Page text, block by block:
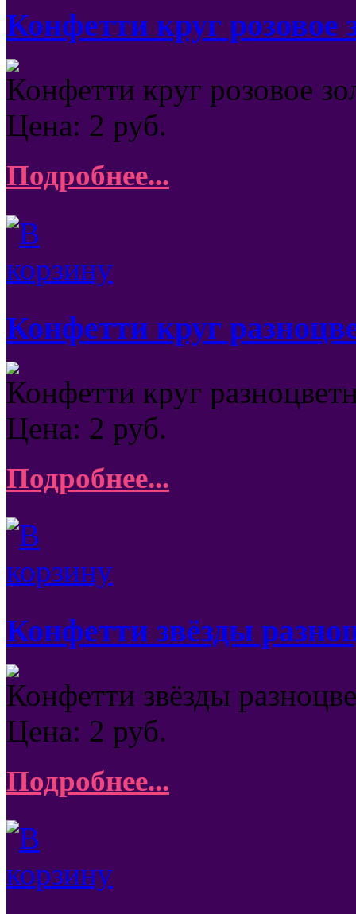
Конфетти круг розовое
Конфетти круг розовое
Цена: 2 руб.
Подробнее...
Конфетти круг
Конфетти круг
Цена: 2 руб.
Подробнее...
Конфетти звёзды
Конфетти звёзды
Цена: 2 руб.
Подробнее...